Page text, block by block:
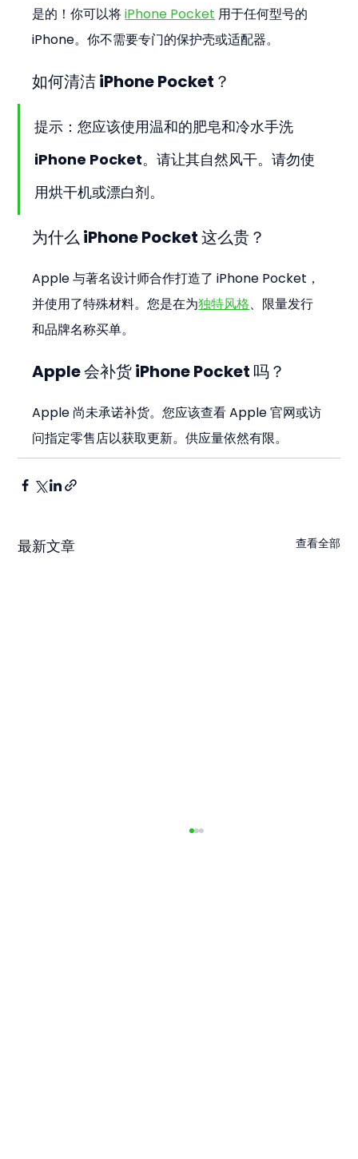
是的！你可以将 iPhone Pocket 用于任何型号的
iPhone。你不需要专门的保护壳或适配器。
如何清洁 iPhone Pocket？
提示：您应该使用温和的肥皂和冷水手洗
iPhone Pocket。请让其自然风干。请勿使
用烘干机或漂白剂。
为什么 iPhone Pocket 这么贵？
Apple 与著名设计师合作打造了 iPhone Pocket，
并使用了特殊材料。您是在为独特风格、限量发行
和品牌名称买单。
Apple 会补货 iPhone Pocket 吗？
Apple 尚未承诺补货。您应该查看 Apple 官网或访
问指定零售店以获取更新。供应量依然有限。
最新文章 查看全部